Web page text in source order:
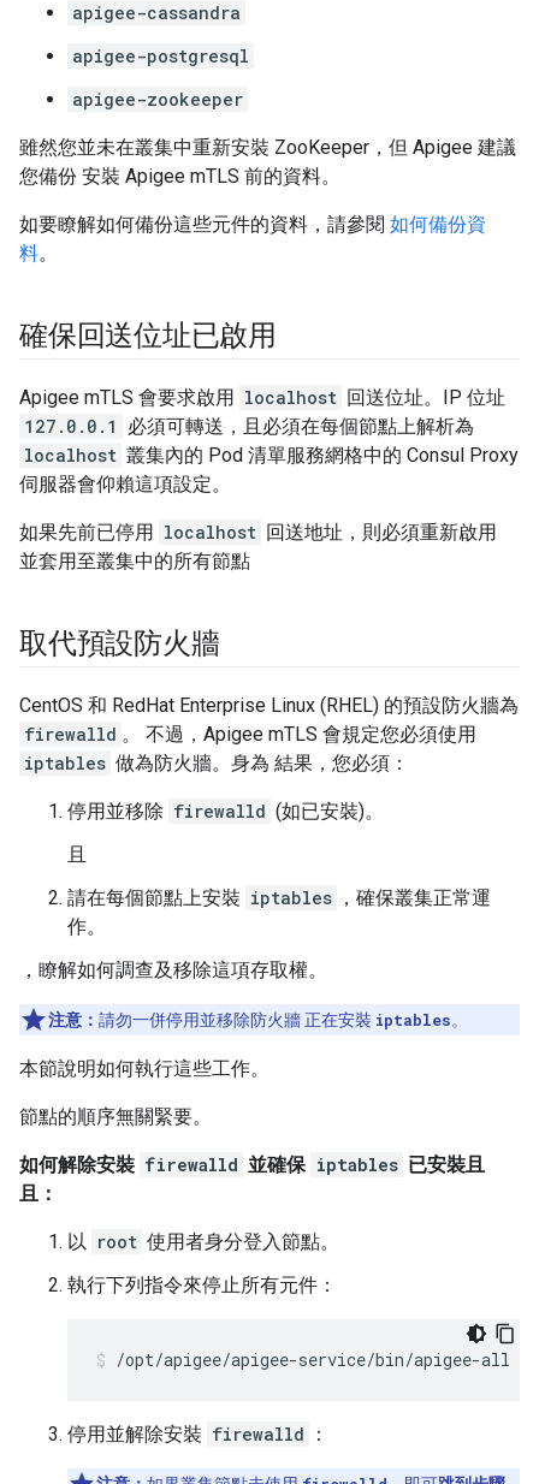
apigee-cassandra
apigee-postgresql
apigee-zookeeper
雖然您並未在叢集中重新安裝 ZooKeeper，但 Apigee 建議
您備份 安裝 Apigee mTLS 前的資料。
如要瞭解如何備份這些元件的資料，請參閱 如何備份資
料。
確保回送位址已啟用
Apigee mTLS 會要求啟用 localhost 回送位址。IP 位址
127.0.0.1
必須可轉送，且必須在每個節點上解析為
localhost 叢集內的 Pod 清單服務網格中的 Consul Proxy
伺服器會仰賴這項設定。
如果先前已停用 localhost 回送地址，則必須重新啟用
並套用至叢集中的所有節點
取代預設防火牆
CentOS 和 RedHat Enterprise Linux (RHEL) 的預設防火牆為
firewalld 。 不過，Apigee mTLS 會規定您必須使用
iptables 做為防火牆。身為 結果，您必須：
停用並移除 firewalld (如已安裝)。
且
請在每個節點上安裝 iptables ，確保叢集正常運
作。
，瞭解如何調查及移除這項存取權。
注意： 請勿一併停用並移除防火牆 正在安裝 iptables。
本節說明如何執行這些工作。
節點的順序無關緊要。
如何解除安裝 firewalld 並確保 iptables 已安裝且
且：
以 root 使用者身分登入節點。
執行下列指令來停止所有元件：
/opt/apigee/apigee-service/bin/apigee-all
停用並解除安裝 firewalld ：